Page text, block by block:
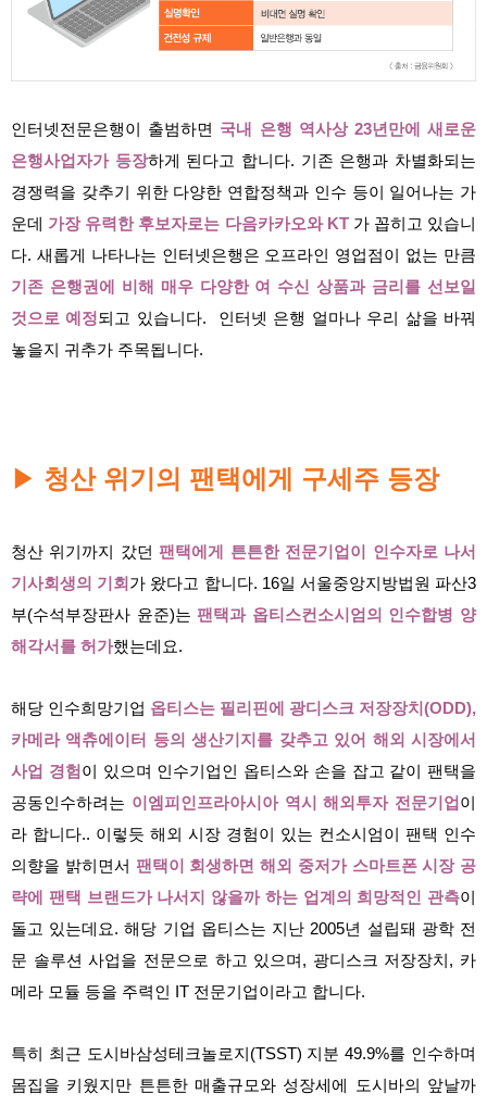
인터넷전문은행이 출범하면 국내 은행 역사상 23년만에 새로운
은행사업자가 등장하게 된다고 합니다. 기존 은행과 차별화되는
경쟁력을 갖추기 위한 다양한 연합정책과 인수 등이 일어나는 가
운데 가장 유력한 후보자로는 다음카카오와 KT 가 꼽히고 있습니
다. 새롭게 나타나는 인터넷은행은 오프라인 영업점이 없는 만큼
기존 은행권에 비해 매우 다양한 여 수신 상품과 금리를 선보일
것으로 예정되고 있습니다. 인터넷 은행 얼마나 우리 삶을 바꿔
놓을지 귀추가 주목됩니다.
▶ 청산 위기의 팬택에게 구세주 등장
청산 위기까지 갔던팬택에게 튼튼한 전문기업이 인수자로 나서
기사회생의 기회 가 왔다고 합니다. 16일 서울중앙지방법원 파산3
부(수석부장판사 윤준)는 팬택과 옵티스컨소시엄의 인수합병 양
해각서를 허가했는데요.
해당 인수희망기업 옵티스는 필리핀에 광디스크 저장장치(ODD),
카메라 액츄에이터 등의 생산기지를 갖추고 있어 해외 시장에서
사업 경험이 있으며 인수기업인 옵티스와 손을 잡고 같이 팬택을
공동인수하려는 이엠피인프라아시아 역시 해외투자 전문기업 이
라 합니다.. 이렇듯 해외 시장 경험이 있는 컨소시엄이 팬택 인수
의향을 밝히면서 팬택이 회생하면 해외 중저가 스마트폰 시장 공
략에 팬택 브랜드가 나서지 않을까 하는 업계의 희망적인 관측이
돌고 있는데요. 해당 기업 옵티스는 지난 2005년 설립돼 광학 전
문 솔루션 사업을 전문으로 하고 있으며, 광디스크 저장장치, 카
메라 모듈 등을 주력인 IT 전문기업이라고 합니다.
특히 최근 도시바삼성테크놀로지(TSST) 지분 49.9%를 인수하며
몸집을 키웠지만 튼튼한 매출규모와 성장세에 도시바의 앞날까